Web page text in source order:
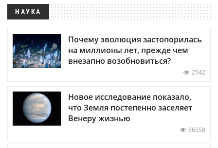
НАУКА
Почему эволюция застопорилась
на миллионы лет, прежде чем
внезапно возобновиться?
2542
Новое исследование показало,
что Земля постепенно заселяет
Венеру жизнью
36558